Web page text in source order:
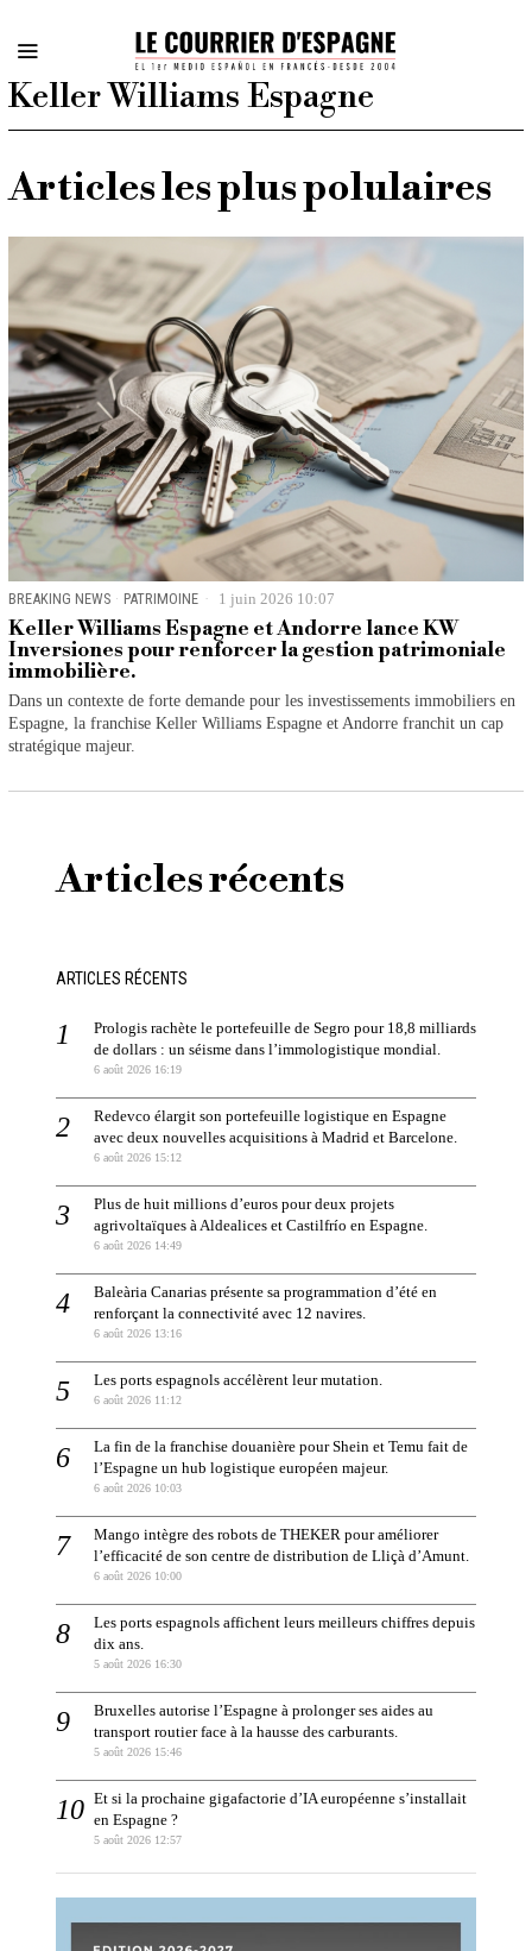
Keller Williams Espagne
Articles les plus polulaires
BREAKING NEWS · PATRIMOINE 1 juin 2026 10:07
Keller Williams Espagne et Andorre lance KW
Inversiones pour renforcer la gestion patrimoniale
immobilière.
Dans un contexte de forte demande pour les investissements immobiliers en
Espagne, la franchise Keller Williams Espagne et Andorre franchit un cap
stratégique majeur.
Articles récents
ARTICLES RÉCENTS
Prologis rachète le portefeuille de Segro pour 18,8 milliards
de dollars : un séisme dans l’immologistique mondial.
6 août 2026 16:19
Redevco élargit son portefeuille logistique en Espagne
avec deux nouvelles acquisitions à Madrid et Barcelone.
6 août 2026 15:12
Plus de huit millions d’euros pour deux projets
agrivoltaïques à Aldealices et Castilfrío en Espagne.
6 août 2026 14:49
Baleària Canarias présente sa programmation d’été en
renforçant la connectivité avec 12 navires.
6 août 2026 13:16
Les ports espagnols accélèrent leur mutation.
6 août 2026 11:12
La fin de la franchise douanière pour Shein et Temu fait de
l’Espagne un hub logistique européen majeur.
6 août 2026 10:03
Mango intègre des robots de THEKER pour améliorer
l’efficacité de son centre de distribution de Lliçà d’Amunt.
6 août 2026 10:00
Les ports espagnols affichent leurs meilleurs chiffres depuis
dix ans.
5 août 2026 16:30
Bruxelles autorise l’Espagne à prolonger ses aides au
transport routier face à la hausse des carburants.
5 août 2026 15:46
Et si la prochaine gigafactorie d’IA européenne s’installait
en Espagne ?
5 août 2026 12:57